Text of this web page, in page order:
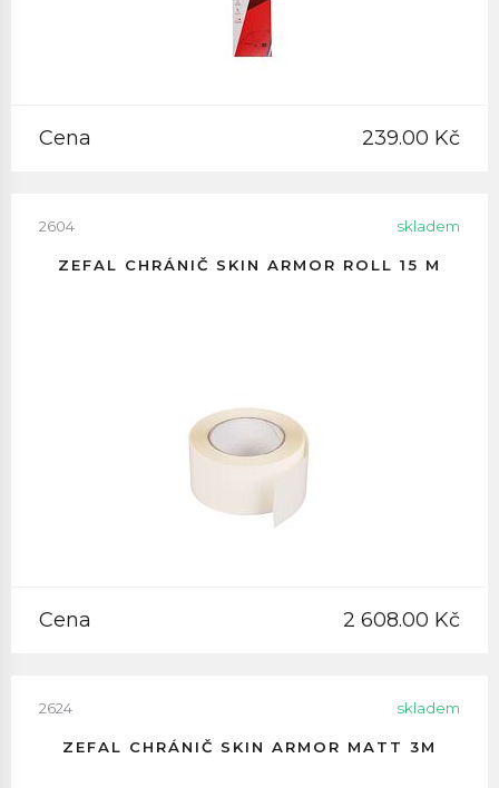
Cena 239.00 Kč
2604 skladem
ZEFAL CHRÁNIČ SKIN ARMOR ROLL 15 M
Cena 2 608.00 Kč
2624 skladem
ZEFAL CHRÁNIČ SKIN ARMOR MATT 3M